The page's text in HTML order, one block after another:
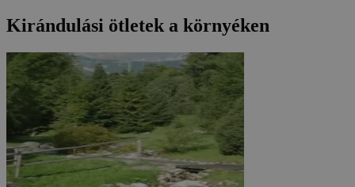
Kirándulási ötletek a környéken